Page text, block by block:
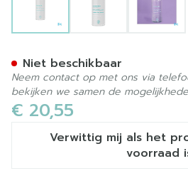
€ 20,55
Verwittig mij als het
voorraad
Niet beschikbaar
Neem contact op met ons via
bekijken we samen de